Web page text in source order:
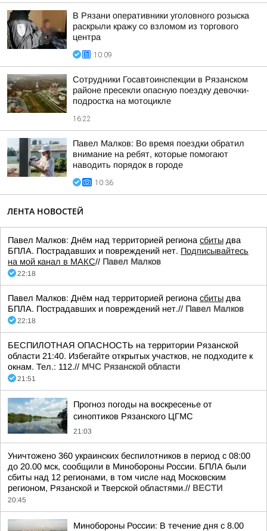
В Рязани оперативники уголовного розыска
раскрыли кражу со взломом из торгового
центра
10:09
Сотрудники Госавтоинспекции в Рязанском
районе пресекли опасную поездку девочки-
подростка на мотоцикле
16:22
Павел Малков: Во время поездки обратил
внимание на ребят, которые помогают
наводить порядок в городе
10:36
ЛЕНТА НОВОСТЕЙ
Павел Малков: Днём над территорией региона сбиты два
БПЛА. Пострадавших и повреждений нет. Подписывайтесь
на мой канал в МАКС// Павел Малков
22:18
Павел Малков: Днём над территорией региона сбиты два
БПЛА. Пострадавших и повреждений нет.// Павел Малков
22:18
БЕСПИЛОТНАЯ ОПАСНОСТЬ на территории Рязанской
области 21:40. Избегайте открытых участков, не подходите к
окнам. Тел.: 112.// МЧС Рязанской области
21:51
Прогноз погоды на воскресенье от
синоптиков Рязанского ЦГМС
21:03
Уничтожено 360 украинских беспилотников в период с 08:00
до 20.00 мск, сообщили в Минобороны России. БПЛА были
сбиты над 12 регионами, в том числе над Московским
регионом, Рязанской и Тверской областями.// ВЕСТИ
20:45
Минобороны России: В течение дня с 8.00